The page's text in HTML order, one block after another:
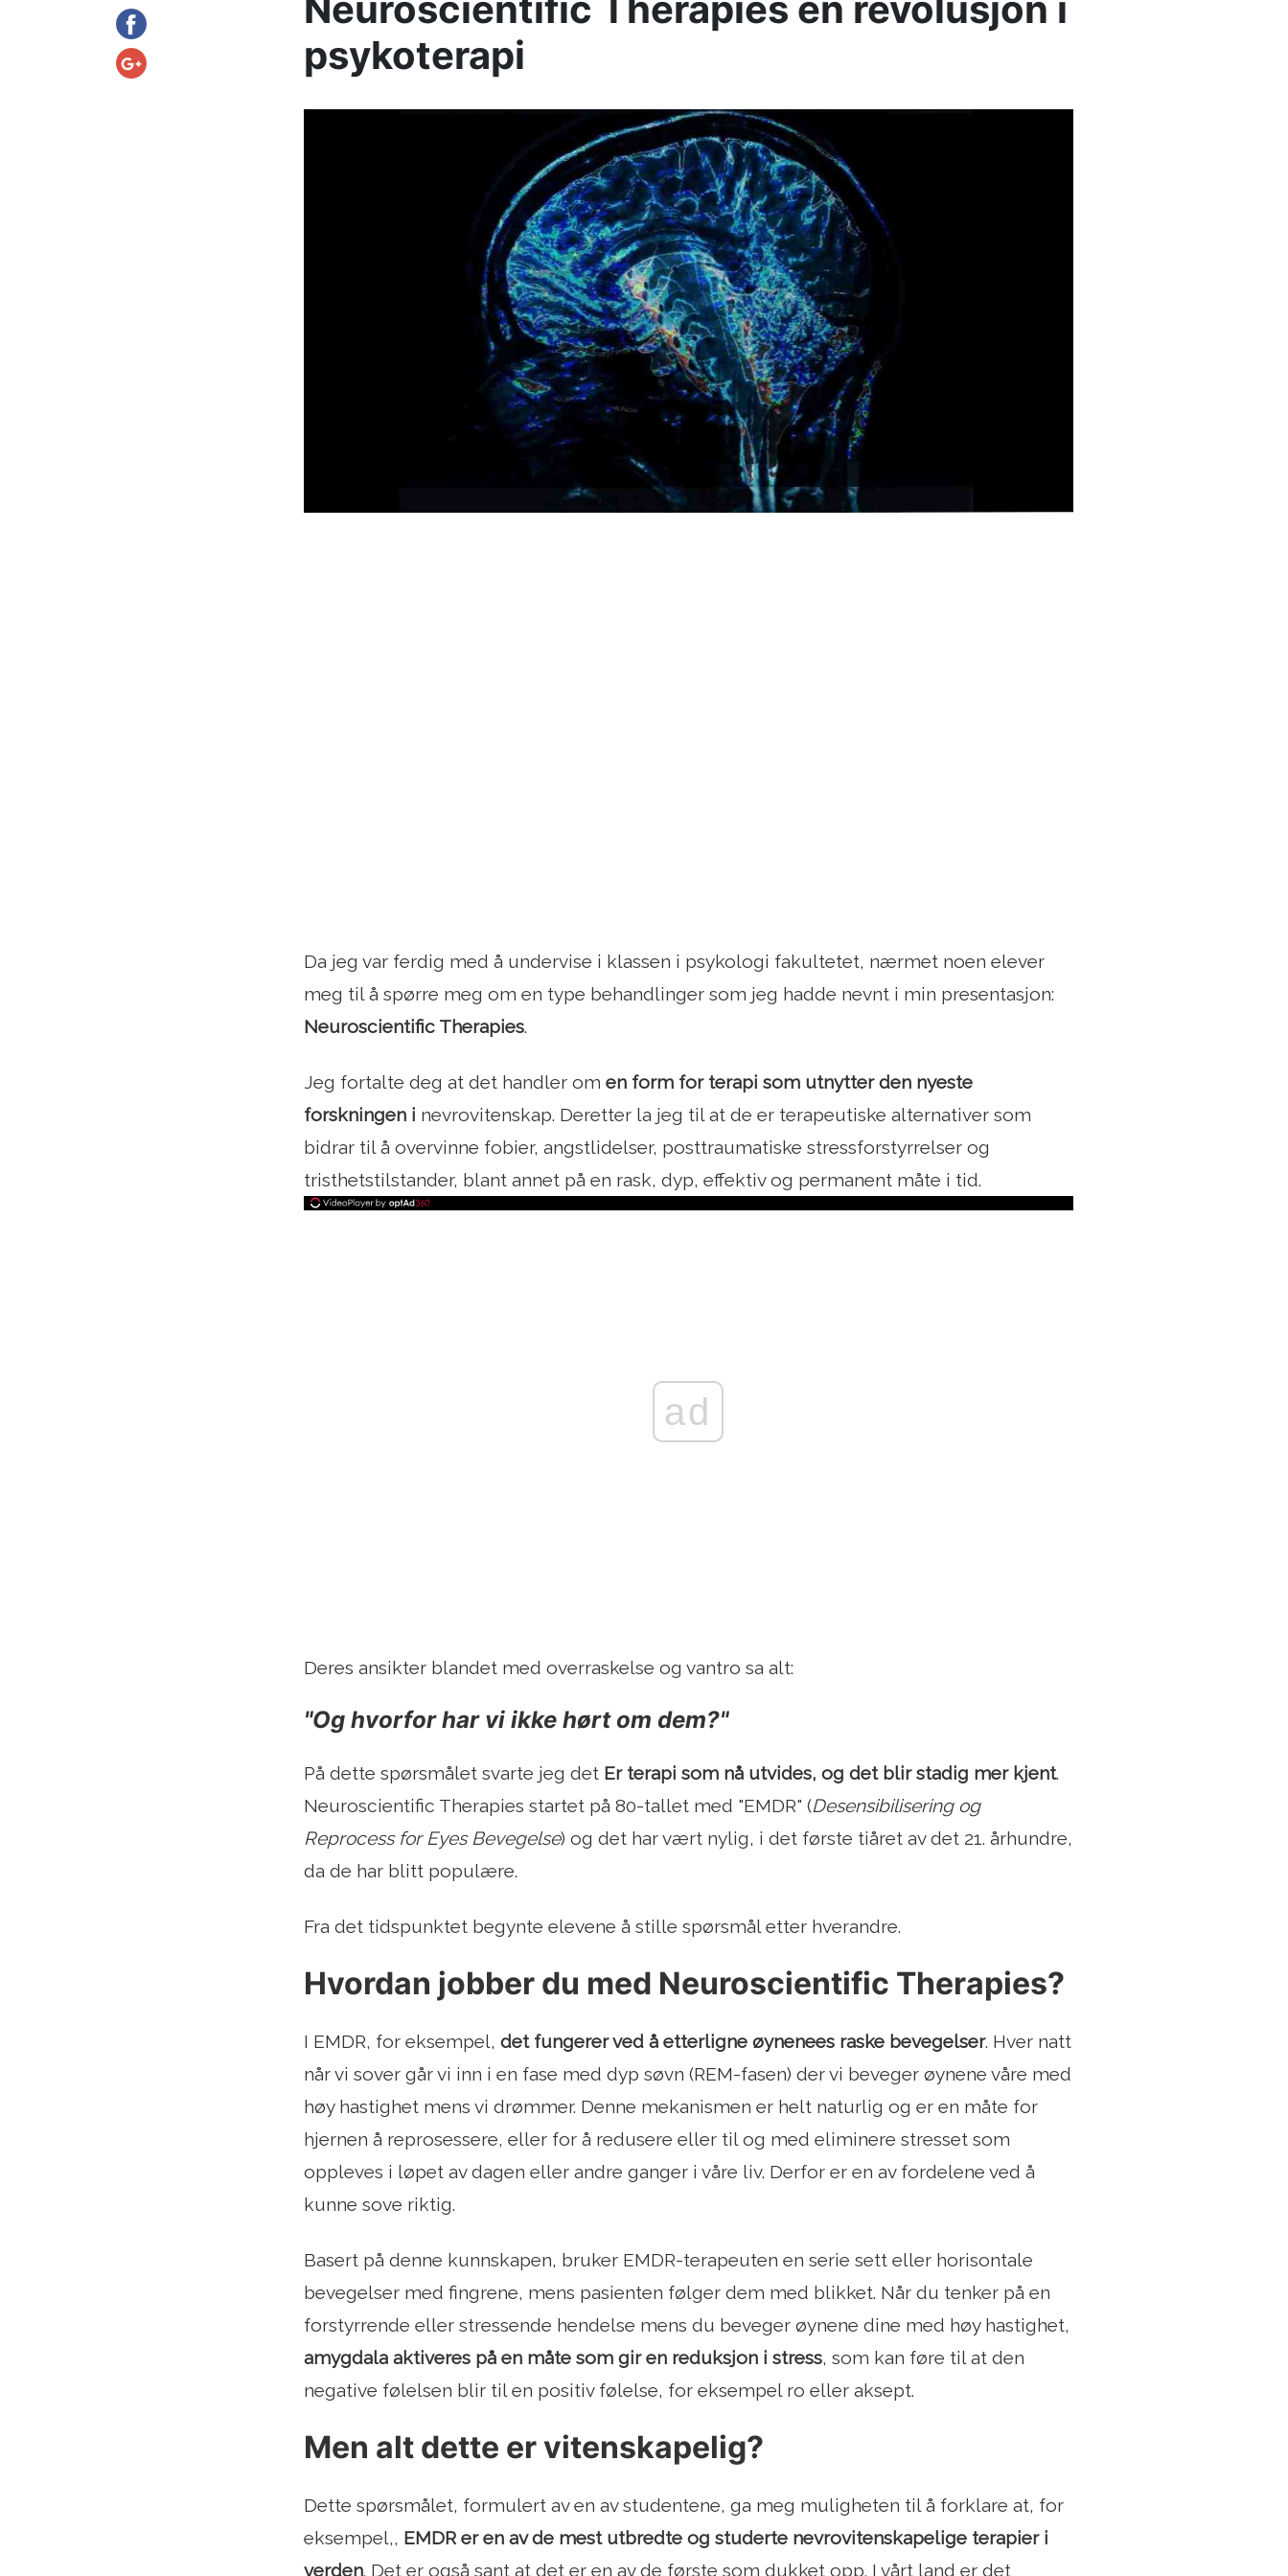
psykoterapi
Da jeg var ferdig med å undervise i klassen i psykologi fakultetet, nærmet noen elever
meg til å spørre meg om en type behandlinger som jeg hadde nevnt i min presentasjon:
Neuroscientific Therapies.
Jeg fortalte deg at det handler om en form for terapi som utnytter den nyeste
forskningen i nevrovitenskap. Deretter la jeg til at de er terapeutiske alternativer som
bidrar til å overvinne fobier, angstlidelser, posttraumatiske stressforstyrrelser og
tristhetstilstander, blant annet på en rask, dyp, effektiv og permanent måte i tid.
ad
Deres ansikter blandet med overraskelse og vantro sa alt:
"Og hvorfor har vi ikke hørt om dem?"
På dette spørsmålet svarte jeg det Er terapi som nå utvides, og det blir stadig mer kjent.
Neuroscientific Therapies startet på 80-tallet med "EMDR" (Desensibilisering og
Reprocess for Eyes Bevegelse) og det har vært nylig, i det første tiåret av det 21. århundre,
da de har blitt populære.
Fra det tidspunktet begynte elevene å stille spørsmål etter hverandre.
Hvordan jobber du med Neuroscientific Therapies?
I EMDR, for eksempel, det fungerer ved å etterligne øynenees raske bevegelser. Hver natt
når vi sover går vi inn i en fase med dyp søvn (REM-fasen) der vi beveger øynene våre med
høy hastighet mens vi drømmer. Denne mekanismen er helt naturlig og er en måte for
hjernen å reprosessere, eller for å redusere eller til og med eliminere stresset som
oppleves i løpet av dagen eller andre ganger i våre liv. Derfor er en av fordelene ved å
kunne sove riktig.
Basert på denne kunnskapen, bruker EMDR-terapeuten en serie sett eller horisontale
bevegelser med fingrene, mens pasienten følger dem med blikket. Når du tenker på en
forstyrrende eller stressende hendelse mens du beveger øynene dine med høy hastighet,
amygdala aktiveres på en måte som gir en reduksjon i stress, som kan føre til at den
negative følelsen blir til en positiv følelse, for eksempel ro eller aksept.
Men alt dette er vitenskapelig?
Dette spørsmålet, formulert av en av studentene, ga meg muligheten til å forklare at, for
eksempel,, EMDR er en av de mest utbredte og studerte nevrovitenskapelige terapier i
verden. Det er også sant at det er en av de første som dukket opp. I vårt land er det